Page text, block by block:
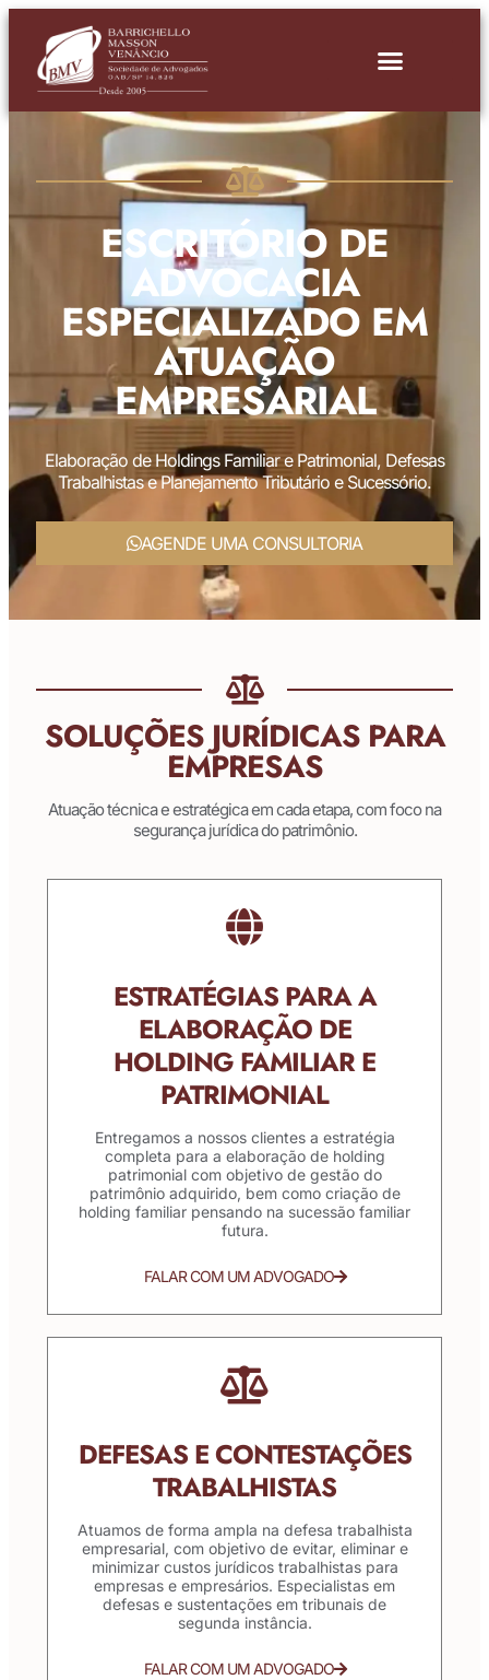
ESCRITÓRIO DE
ADVOCACIA
ESPECIALIZADO EM
ATUAÇÃO
EMPRESARIAL
Elaboração de Holdings Familiar e Patrimonial, Defesas
Trabalhistas e Planejamento Tributário e Sucessório.
AGENDE UMA CONSULTORIA
SOLUÇÕES JURÍDICAS PARA
EMPRESAS
Atuação técnica e estratégica em cada etapa, com foco na
segurança jurídica do patrimônio.
ESTRATÉGIAS PARA A
ELABORAÇÃO DE
HOLDING FAMILIAR E
PATRIMONIAL
Entregamos a nossos clientes a estratégia
completa para a elaboração de holding
patrimonial com objetivo de gestão do
patrimônio adquirido, bem como criação de
holding familiar pensando na sucessão familiar
futura.
FALAR COM UM ADVOGADO
DEFESAS E CONTESTAÇÕES
TRABALHISTAS
Atuamos de forma ampla na defesa trabalhista
empresarial, com objetivo de evitar, eliminar e
minimizar custos jurídicos trabalhistas para
empresas e empresários. Especialistas em
defesas e sustentações em tribunais de
segunda instância.
FALAR COM UM ADVOGADO